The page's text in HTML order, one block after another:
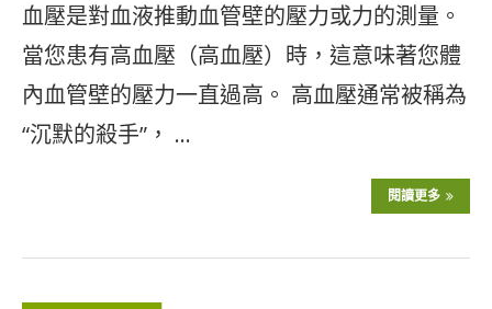
血壓是對血液推動血管壁的壓力或力的測量。
當您患有高血壓（高血壓）時，這意味著您體
內血管壁的壓力一直過高。 高血壓通常被稱為
“沉默的殺手”， …
閱讀更多